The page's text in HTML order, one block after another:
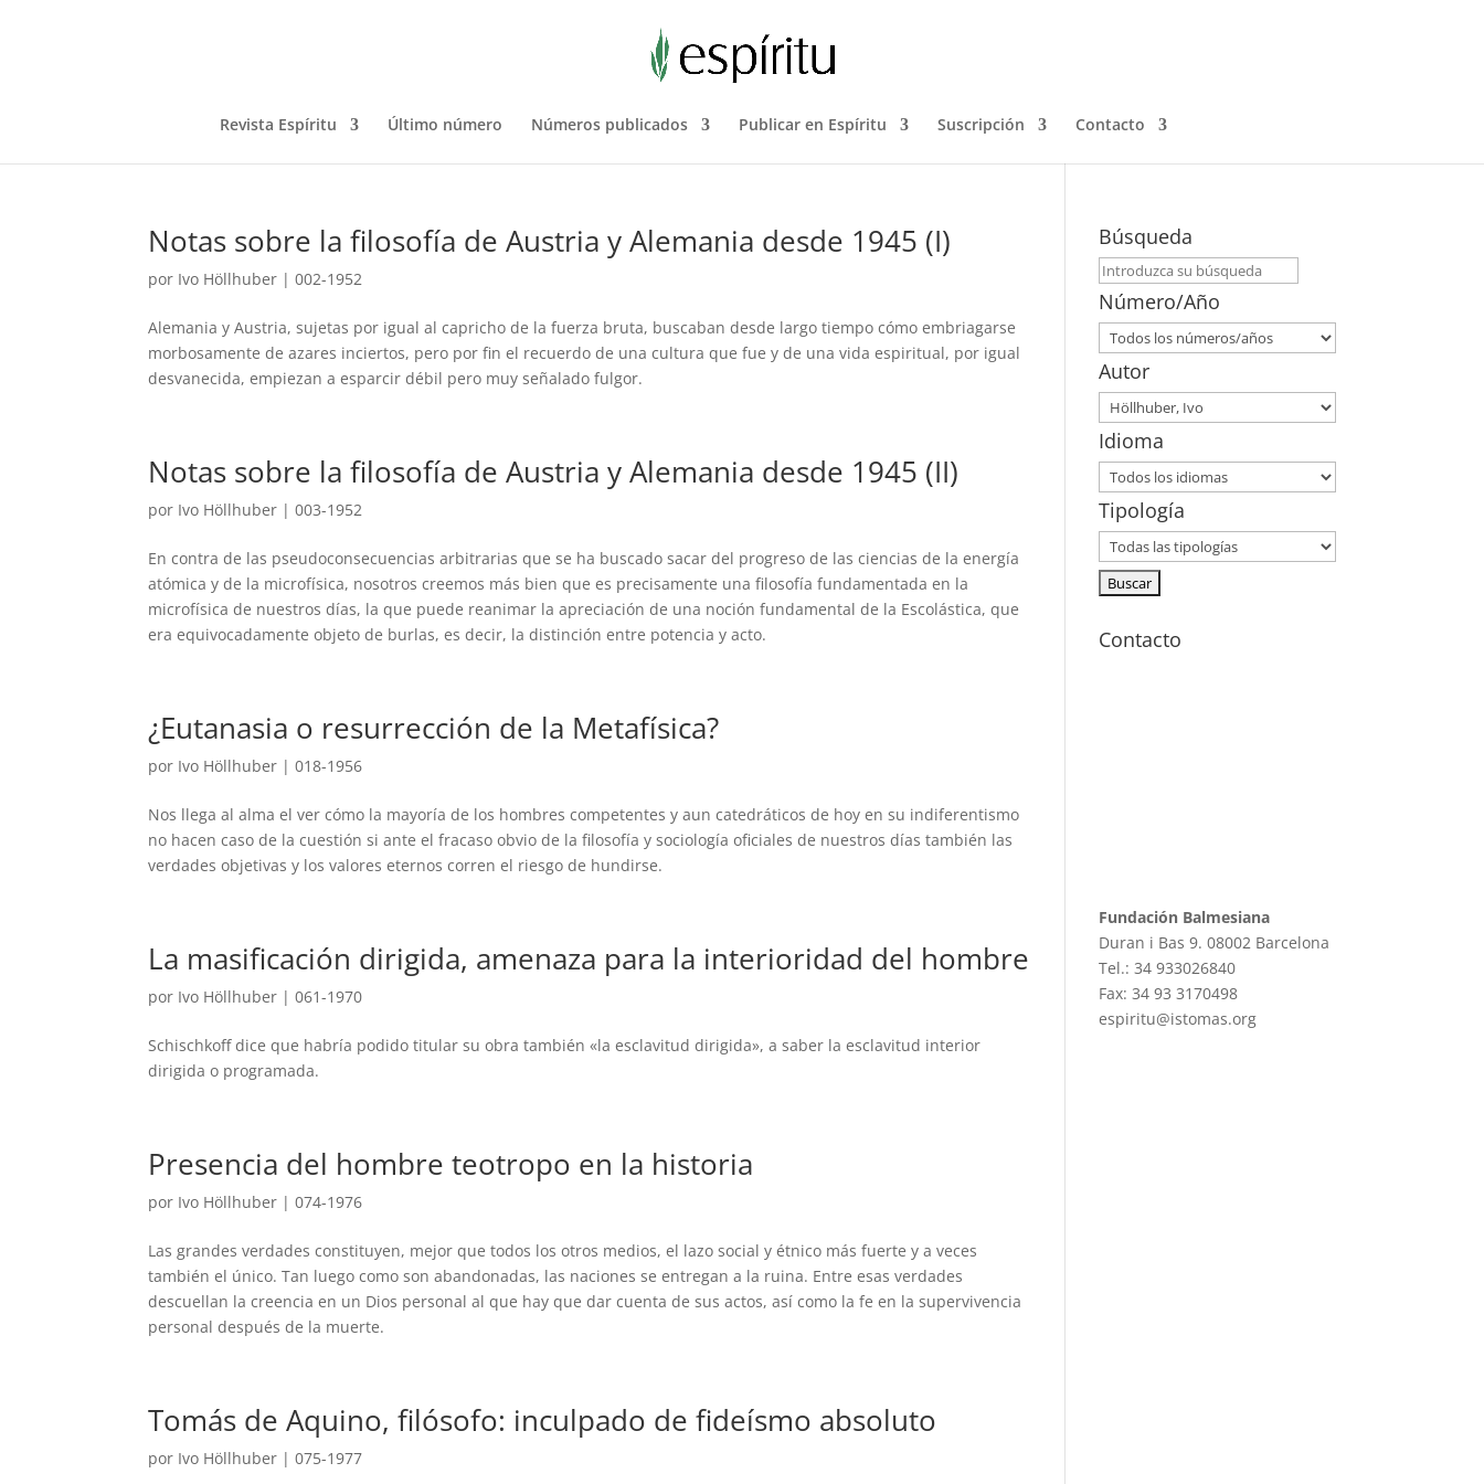
Revista Espíritu Último número Números publicados Publicar en Espíritu Suscripción Contacto
Notas sobre la filosofía de Austria y Alemania desde 1945 (I)
por Ivo Höllhuber |002-1952
Alemania y Austria, sujetas por igual al capricho de la fuerza bruta, buscaban desde largo tiempo cómo embriagarse
morbosamente de azares inciertos, pero por fin el recuerdo de una cultura que fue y de una vida espiritual, por igual
desvanecida, empiezan a esparcir débil pero muy señalado fulgor.
Notas sobre la filosofía de Austria y Alemania desde 1945 (II)
por Ivo Höllhuber |003-1952
En contra de las pseudoconsecuencias arbitrarias que se ha buscado sacar del progreso de las ciencias de la energía
atómica y de la microfísica, nosotros creemos más bien que es precisamente una filosofía fundamentada en la
microfísica de nuestros días, la que puede reanimar la apreciación de una noción fundamental de la Escolástica, que
era equivocadamente objeto de burlas, es decir, la distinción entre potencia y acto.
¿Eutanasia o resurrección de la Metafísica?
por Ivo Höllhuber |018-1956
Nos llega al alma el ver cómo la mayoría de los hombres competentes y aun catedráticos de hoy en su indiferentismo
no hacen caso de la cuestión si ante el fracaso obvio de la filosofía y sociología oficiales de nuestros días también las
verdades objetivas y los valores eternos corren el riesgo de hundirse.
La masificación dirigida, amenaza para la interioridad del hombre
por Ivo Höllhuber |061-1970
Schischkoff dice que habría podido titular su obra también «la esclavitud dirigida», a saber la esclavitud interior
dirigida o programada.
Presencia del hombre teotropo en la historia
por Ivo Höllhuber |074-1976
Las grandes verdades constituyen, mejor que todos los otros medios, el lazo social y étnico más fuerte y a veces
también el único. Tan luego como son abandonadas, las naciones se entregan a la ruina. Entre esas verdades
descuellan la creencia en un Dios personal al que hay que dar cuenta de sus actos, así como la fe en la supervivencia
personal después de la muerte.
Tomás de Aquino, filósofo: inculpado de fideísmo absoluto
por Ivo Höllhuber |075-1977
Búsqueda
Número/Año
Autor
Idioma
Tipología
Contacto
Fundación Balmesiana
Duran i Bas 9. 08002 Barcelona
Tel.: 34 933026840
Fax: 34 93 3170498
espiritu@istomas.org